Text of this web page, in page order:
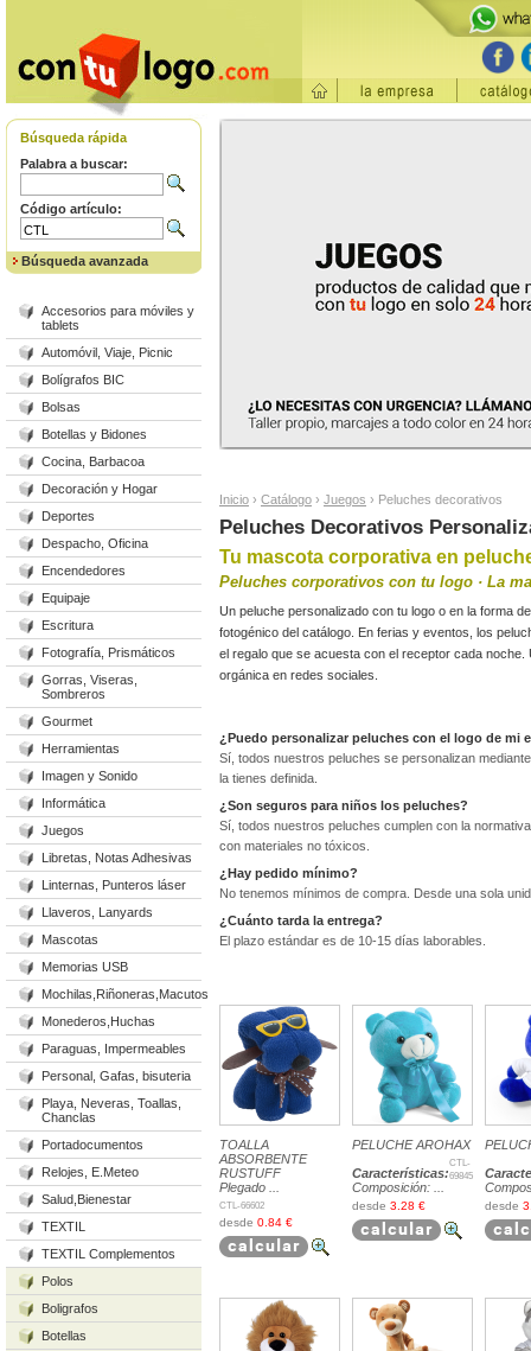
Búsqueda rápida
Palabra a buscar:
Código artículo:
Búsqueda avanzada
Accesorios para móviles y
tablets
Automóvil, Viaje, Picnic
Bolígrafos BIC
Bolsas
Botellas y Bidones
Cocina, Barbacoa
Decoración y Hogar
Deportes
Despacho, Oficina
Encendedores
Equipaje
Escritura
Fotografía, Prismáticos
Gorras, Viseras,
Sombreros
Gourmet
Herramientas
Imagen y Sonido
Informática
Juegos
Libretas, Notas Adhesivas
Linternas, Punteros láser
Llaveros, Lanyards
Mascotas
Memorias USB
Mochilas,Riñoneras,Macutos
Monederos,Huchas
Paraguas, Impermeables
Personal, Gafas, bisuteria
Playa, Neveras, Toallas,
Chanclas
Portadocumentos
Relojes, E.Meteo
Salud,Bienestar
TEXTIL
TEXTIL Complementos
Polos
Boligrafos
Botellas
Inicio › Catálogo › Juegos › Peluches decorativos
Peluches Decorativos
Tu mascota corporativa en
Peluches corporativos con tu logo · La
Un peluche personalizado con tu logo o en la forma
fotogénico del catálogo. En ferias y eventos, los
el regalo que se acuesta con el receptor cada
orgánica en redes sociales.
¿Puedo personalizar peluches con el logo de mi
Sí, todos nuestros peluches se personalizan
la tienes definida.
¿Son seguros para niños los peluches?
Sí, todos nuestros peluches cumplen con la
con materiales no tóxicos.
¿Hay pedido mínimo?
No tenemos mínimos de compra. Desde una sola
¿Cuánto tarda la entrega?
El plazo estándar es de 10-15 días laborables.
TOALLA
ABSORBENTE
RUSTUFF
Plegado ...
CTL-66602
desde 0.84 €
PELUCHE AROHAX
Características:
Composición: ...
CTL-
69845
desde 3.28 € desde